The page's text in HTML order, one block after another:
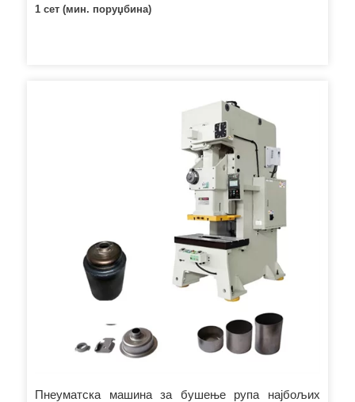
1 сет (мин. поруџбина)
Пнеуматска машина за бушење рупа најбољих